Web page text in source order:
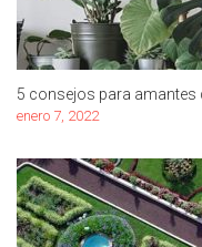
5 consejos para amantes
enero 7, 2022